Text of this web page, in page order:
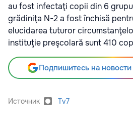
au fost infectaţi copii din 6
grădiniţa N-2 a fost închisă
elucidarea tuturor
instituţie preşcolară sunt 410
Подпишитесь на
Источник Tv7